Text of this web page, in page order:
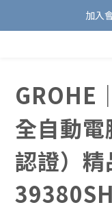
加入
加入
安裝
加入
GROHE
全自動
認證）精